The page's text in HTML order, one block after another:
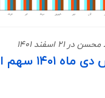
اسفند 1401
سهم اخابر